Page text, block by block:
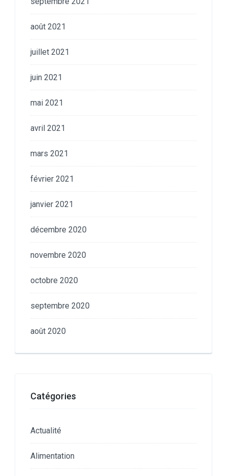
août 2021
juillet 2021
juin 2021
mai 2021
avril 2021
mars 2021
février 2021
janvier 2021
décembre 2020
novembre 2020
octobre 2020
septembre 2020
août 2020
Catégories
Actualité
Alimentation